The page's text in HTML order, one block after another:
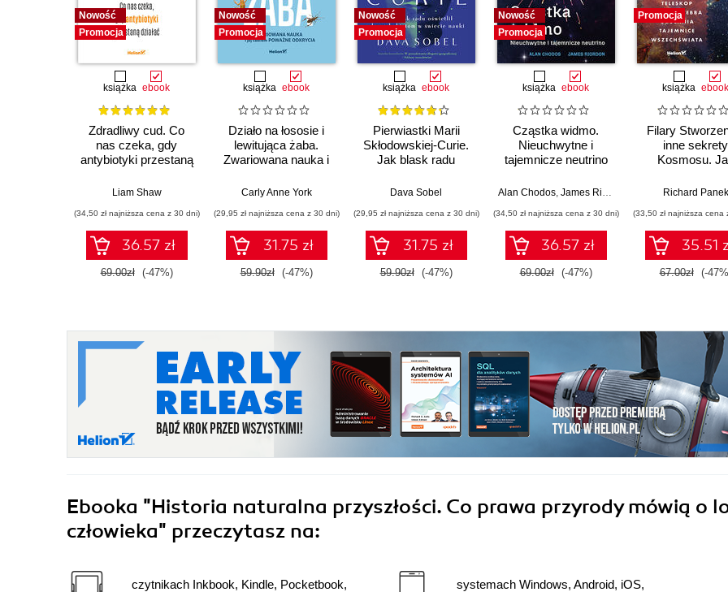
Nowość
Promocja
książka ebook
Zdradliwy cud. Co
nas czeka, gdy
antybiotyki przestaną
Liam Shaw
(34,50 zł najniższa cena z 30 dni)
36.57 zł
69.00zł (-47%)
Nowość
Promocja
książka ebook
Działo na łososie i
lewitująca żaba.
Zwariowana nauka i
odkrycia
Carly Anne York
(29,95 zł najniższa cena z 30 dni)
31.75 zł
59.90zł (-47%)
Nowość
Promocja
książka ebook
Pierwiastki Marii
Skłodowskiej-Curie.
Jak blask radu
kobietom w świecie
Dava Sobel
(29,95 zł najniższa cena z 30 dni)
31.75 zł
59.90zł (-47%)
Nowość
Promocja
książka ebook
Cząstka widmo.
Nieuchwytne i
tajemnicze neutrino
Alan Chodos, James Riordon
(34,50 zł najniższa cena z 30 dni)
36.57 zł
69.00zł (-47%)
Promocja
książka ebook
Filary
inne sekrety
Kosmosu.
Webba
Richard Panek
(33,50 zł najniższa cena
35.51
67.00zł (-
Ebooka "Historia naturalna przyszłości. Co prawa przyrody mówią o
człowieka" przeczytasz na:
czytnikach Inkbook, Kindle, Pocketbook,
systemach Windows, Android, iOS,